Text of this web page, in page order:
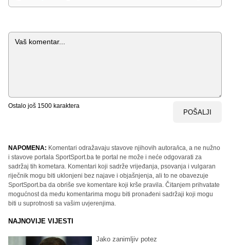
Komentar
Ostalo još 1500 karaktera
POŠALJI
NAPOMENA: Komentari odražavaju stavove njihovih autora/ica, a ne nužno
i stavove portala SportSport.ba te portal ne može i neće odgovarati za
sadržaj tih kometara. Komentari koji sadrže vrijeđanja, psovanja i vulgaran
riječnik mogu biti uklonjeni bez najave i objašnjenja, ali to ne obavezuje
SportSport.ba da obriše sve komentare koji krše pravila. Čitanjem prihvatate
mogućnost da među komentarima mogu biti pronađeni sadržaji koji mogu
biti u suprotnosti sa vašim uvjerenjima.
NAJNOVIJE VIJESTI
Jako zanimljiv potez